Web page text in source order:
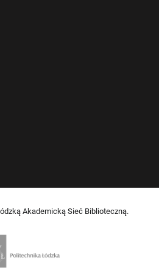
Akademicką Sieć Biblioteczną.